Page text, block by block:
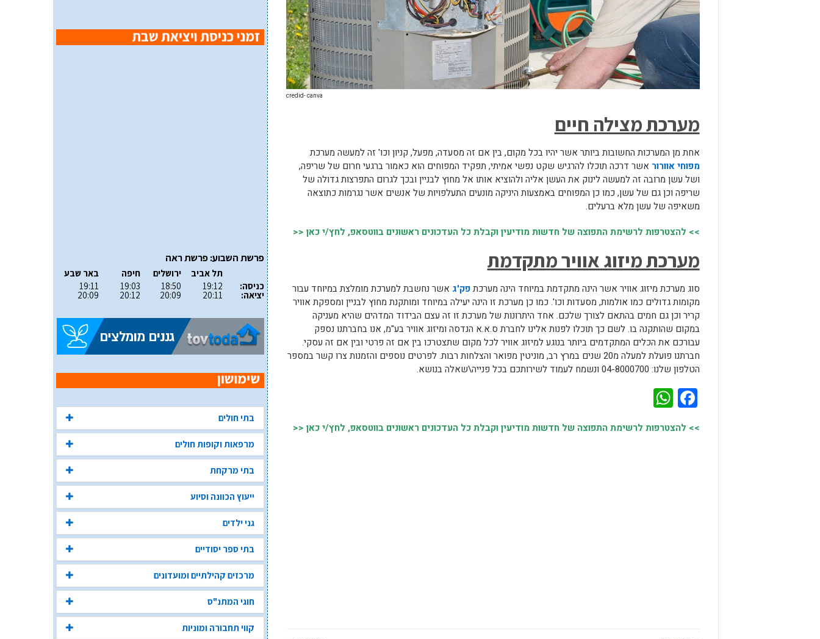
credid- canva
מערכת מצילה חיים
אחת מן המערכות החשובות ביותר אשר יהיו בכל מקום, בין אם זה מסעדה, מפעל, קניון וכו' זה למעשה מערכת
מפוחי אוורור אשר דרכה תוכלו להרגיש שקט נפשי אמיתי, תפקיד המפוחים הוא כאמור ברגעי חרום של שריפה,
ושל עשן מרובה זה למעשה לינוק את העשן אליה ולהוציא אותו אל מחוץ לבניין ובכך לגרום התפרצות גדולה של
שריפה וכן גם של עשן, כמו כן המפוחים באמצעות היניקה מונעים התעלפויות של אנשים אשר נגרמות כתוצאה
משאיפה של עשן מלא ברעלים.
>> להצטרפות לרשימת התפוצה של חדשות מודיעין וקבלת כל העדכונים ראשונים בווטסאפ, לחץ/י כאן <<
מערכת מיזוג אוויר מתקדמת
סוג מערכת מיזוג אוויר אשר הינה מתקדמת במיוחד הינה מערכתפק'ג אשר נחשבת למערכת מומלצת במיוחד עבור
מקומות גדולים כמו אולמות, מסעדות וכו'. כמו כן מערכת זו הינה יעילה במיוחד ומותקנת מחוץ לבניין ומספקת אוויר
קריר וכן גם חמים בהתאם לצורך שלכם. אחד היתרונות של מערכת זו זה עצם הבידוד המדהים שהיא מעניקה
במקום שהותקנה בו. לשם כך תוכלו לפנות אלינו לחברת ס.א.א הנדסה ומיזוג אוויר בע"מ, אנו בחברתנו נספק
עבורכם את הכלים המתקדמים ביותר בנוגע למיזוג אוויר לכל מקום שתצטרכו בין אם זה פרטי ובין אם זה עסקי.
חברתנו פועלת למעלה מ20 שנים במרץ רב, מוניטין מפואר והצלחות רבות. לפרטים נוספים והזמנות צרו קשר במספר
הטלפון שלנו: 04-8000700 ונשמח לעמוד לשירותכם בכל פנייה\שאלה בנושא.
Facebook
>> להצטרפות לרשימת התפוצה של חדשות מודיעין וקבלת כל העדכונים ראשונים בווטסאפ, לחץ/י כאן <<
פרשת השבוע: פרשת ראה
כניסה:
יציאה:
תל אביב
19:12
20:11
ירושלים
18:50
20:09
חיפה
19:03
20:12
באר שבע
19:11
20:09
בתי חולים
מרפאות וקופות חולים
בתי מרקחת
ייעוץ הכוונה וסיוע
גני ילדים
בתי ספר יסודיים
מרכזים קהילתיים ומועדונים
חוגי המתנ"ס
קווי תחבורה ומוניות